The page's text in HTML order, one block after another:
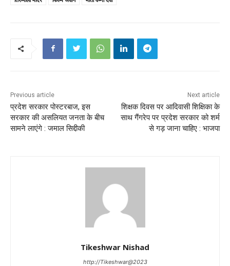
Previous article
प्रदेश सरकार पोस्टरबाज, इस
सरकार की असलियत जनता के बीच
सामने लाएंगे : जमाल सिद्दीकी
Next article
शिक्षक दिवस पर आदिवासी शिक्षिका के
साथ गैंगरेप पर प्रदेश सरकार को शर्म
से गड़ जाना चाहिए : भाजपा
Tikeshwar Nishad
http://Tikeshwar@2023